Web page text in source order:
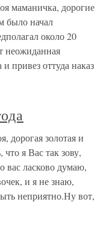
маманичка, дорогие
было начал
около 20
неожиданная
привез оттуда наказ
дорогая золотая и
я Вас так зову,
вас ласково думаю,
и я не знаю,
неприятно.Ну вот,